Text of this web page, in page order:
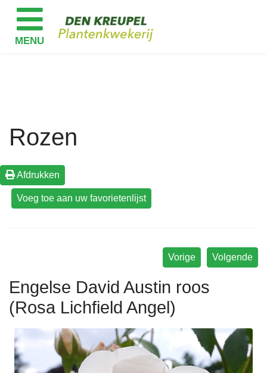
Rozen
Afdrukken
Volgende
Vorige
Engelse David Austin roos
(Rosa Lichfield Angel)